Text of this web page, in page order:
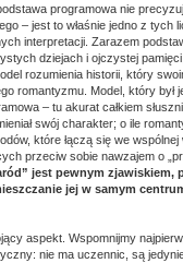
programowa nie
– jest to właśnie jedno z tych
interpretacji. Zarazem
dziejach i ojczystej
rozumienia historii, który
romantyzmu. Model, który był
– tu akurat całkiem
swój charakter; o ile
które łączą się we wspólnej
przeciw sobie nawzajem o
jest pewnym zjawiskiem,
jej w samym
aspekt. Wspomnijmy
nie ma uczennic, są